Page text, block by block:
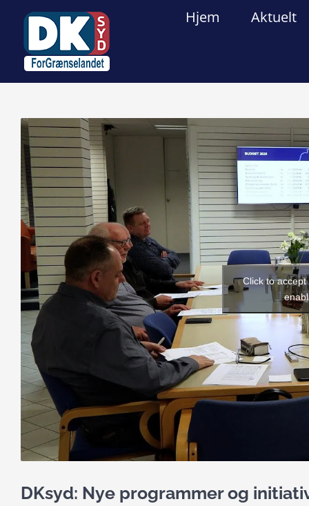
content
Hjem Aktuelt
View
Larger
Image
Click to
DKsyd: Nye programmer og